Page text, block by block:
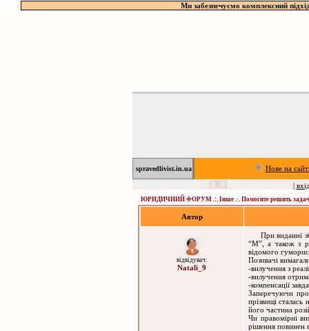
Ми забезпечуємо комплексний
spravedlivist.in.ua Нове на
|
ЮРИДИЧНИЙ ФОРУМ .:. Інше .:. Помогите решить
Автор
відвідувач:
Natali_9
При виданні
“М”, а також з
відомого
Позивачі
-вилучення з
-вилучення
-компенсації
Заперечуючи
прізвищі
його частина
Чи правомірні
рішення повинен